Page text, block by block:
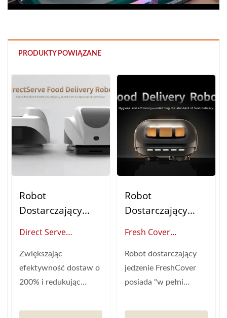
PRODUKTY POWIĄZANE
Robot
Dostarczający
Direct Serve
Inteligentnej
Automatyzacji
Zwiększając
efektywność dostaw o
200% i redukując
pracowników o
Robot
Dostarczający
Jedzenie (Pociąg
Fresh Cover
Automatyzacji
Restauracji)
Robot dostarczający
jedzenie FreshCover
posiada "w pełni
osłonę ochronną",...